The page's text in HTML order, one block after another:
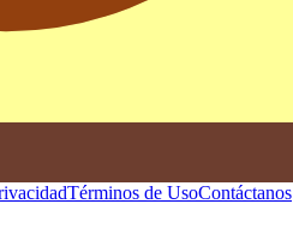
Términos de UsoContáctanos